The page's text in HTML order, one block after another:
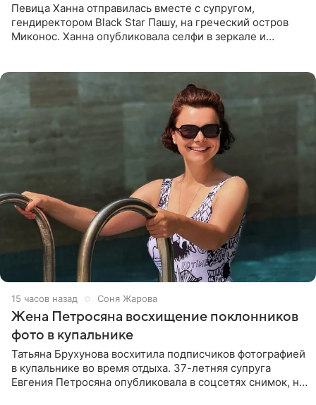
Певица Ханна отправилась вместе с супругом,
гендиректором Black Star Пашу, на греческий остров
Миконос. Ханна опубликовала селфи в зеркале и
15 часов назад Соня Жарова
Жена Петросяна восхищение поклонников
фото в купальнике
Татьяна Брухунова восхитила подписчиков фотографией
в купальнике во время отдыха. 37-летняя супруга
Евгения Петросяна опубликовала в соцсетях снимок, на